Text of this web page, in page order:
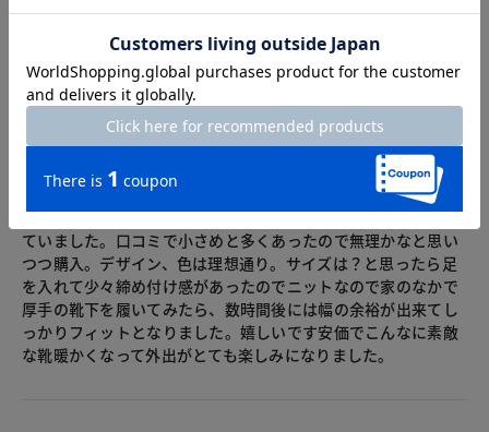
2026.03.07
身長154cm 体型小柄
ずっと気になっていたまま年も変わって、そしたらOUTLETに
なって小サイズの22.5cmだけ、しかも欲しかったグレーが残っ
ていました。口コミで小さめと多くあったので無理かなと思い
つつ購入。デザイン、色は理想通り。サイズは？と思ったら足
を入れて少々締め付け感があったのでニットなので家のなかで
厚手の靴下を履いてみたら、数時間後には幅の余裕が出来てし
っかりフィットとなりました。嬉しいです安価でこんなに素敵
な靴暖かくなって外出がとても楽しみになりました。